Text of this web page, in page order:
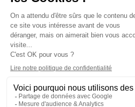
Contactez-nous-Mentions
confidentialité-Gestion des cookies